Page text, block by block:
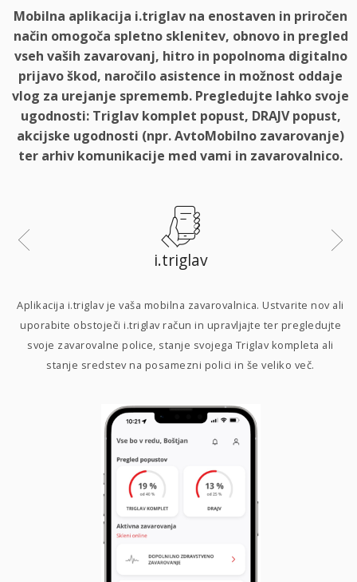
Mobilna aplikacija i.triglav na enostaven in priročen
način omogoča spletno sklenitev, obnovo in pregled
vseh vaših zavarovanj, hitro in popolnoma digitalno
prijavo škod, naročilo asistence in možnost oddaje
vlog za urejanje sprememb. Pregledujte lahko svoje
ugodnosti: Triglav komplet popust, DRAJV popust,
akcijske ugodnosti (npr. AvtoMobilno zavarovanje)
ter arhiv komunikacije med vami in zavarovalnico.
i.triglav
Aplikacija i.triglav je vaša mobilna zavarovalnica. Ustvarite nov ali
uporabite obstoječi i.triglav račun in upravljajte ter pregledujte
svoje zavarovalne police, stanje svojega Triglav kompleta ali
stanje sredstev na posamezni polici in še veliko več.